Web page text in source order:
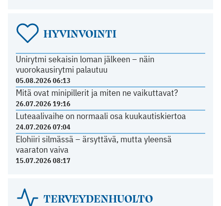
HYVINVOINTI
Unirytmi sekaisin loman jälkeen – näin
vuorokausirytmi palautuu
05.08.2026 06:13
Mitä ovat minipillerit ja miten ne vaikuttavat?
26.07.2026 19:16
Luteaalivaihe on normaali osa kuukautiskiertoa
24.07.2026 07:04
Elohiiri silmässä – ärsyttävä, mutta yleensä
vaaraton vaiva
15.07.2026 08:17
TERVEYDENHUOLTO